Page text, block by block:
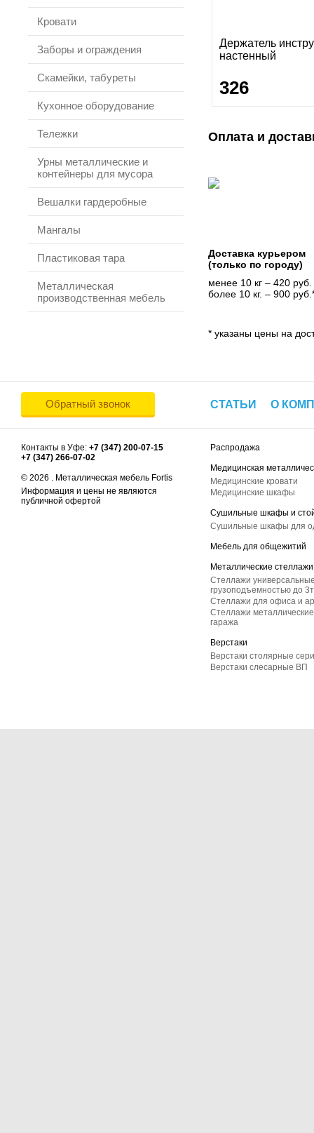
Кровати
Заборы и ограждения
Скамейки, табуреты
Кухонное оборудование
Тележки
Урны металлические и
контейнеры для мусора
Вешалки гардеробные
Мангалы
Пластиковая тара
Металлическая
производственная мебель
Держатель
настенный
326
Оплата и
Доставка курьером
(только по городу)
менее 10 кг – 420 руб.
более 10 кг. – 900
* указаны цены на
Обратный звонок СТАТЬИ О
Контакты в Уфе: +7 (347) 200-07-15
+7 (347) 266-07-02
© 2026 . Металлическая мебель Fortis
Информация и цены не являются
публичной офертой
Распродажа
Медицинская
Медицинские кровати
Медицинские шкафы
Сушильные шкафы и
Сушильные шкафы для
Мебель для общежитий
Металлические стеллажи
Стеллажи
грузоподъемностью до
Стеллажи для офиса и
Стеллажи
гаража
Верстаки
Верстаки столярные
Верстаки слесарные ВП